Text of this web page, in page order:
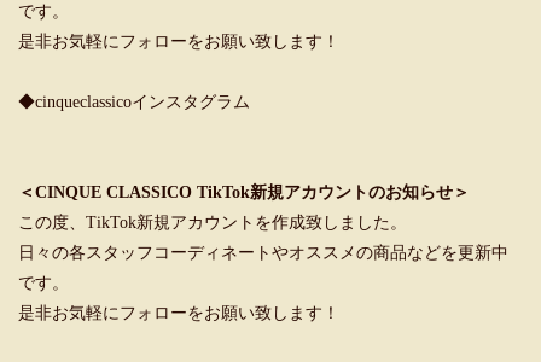
です。
是非お気軽にフォローをお願い致します！
◆cinqueclassicoインスタグラム
＜CINQUE CLASSICO TikTok新規アカウントのお知らせ＞
この度、TikTok新規アカウントを作成致しました。
日々の各スタッフコーディネートやオススメの商品などを更新中
です。
是非お気軽にフォローをお願い致します！